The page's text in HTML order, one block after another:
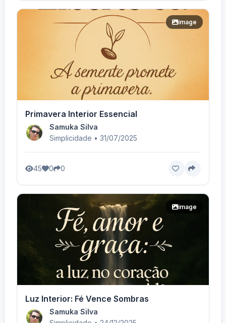
image
Primavera Interior Essencial
Samuka Silva
Simplicidade • 31/07/2025
45 0 0
image
Luz Interior: Fé Vence Sombras
Samuka Silva